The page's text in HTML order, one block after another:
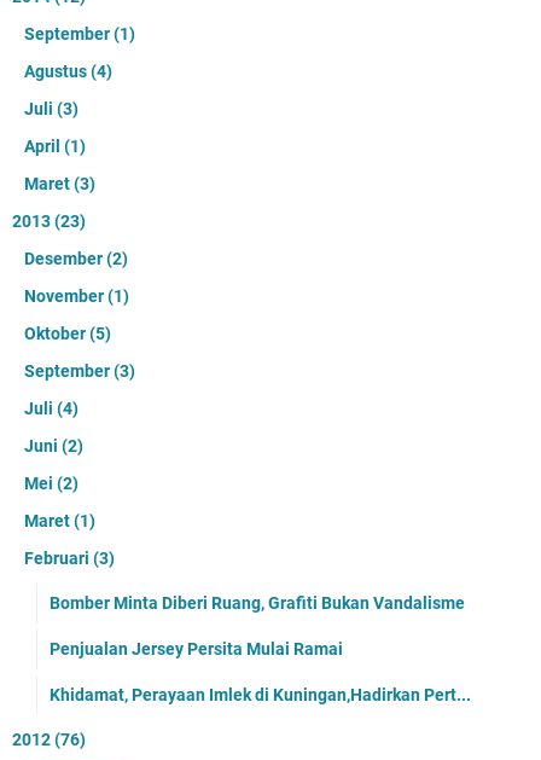
September(1)
Agustus(4)
Juli (3)
April (1)
Maret(3)
2013(23)
Desember(2)
November(1)
Oktober(5)
September(3)
Juli (4)
Juni (2)
Mei (2)
Maret(1)
Februari (3)
Bomber Minta Diberi Ruang, Grafiti Bukan Vandalisme
Penjualan Jersey Persita Mulai Ramai
Khidamat, Perayaan Imlek di Kuningan,Hadirkan Pert...
2012(76)